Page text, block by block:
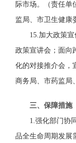
际市场。
（责任
监局、市卫生健康
15.加大政策宣
政策宣讲会；面向
化的对接推介会，
商务局、市药监局
三、保障措施
1.强化部门协
品全生命周期发展